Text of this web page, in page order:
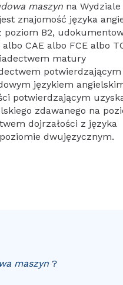
maszyn na Wydziale
znajomość języka
B2,
CAE albo FCE albo
matury
potwierdzającym
językiem
potwierdzającym
zdawanego na
dojrzałości z języka
dwujęzycznym.
maszyn ?